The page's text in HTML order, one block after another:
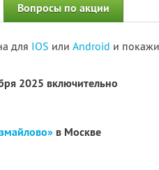
Вопросы по акции
для IOS или Android и
2025 включительно
в Москве